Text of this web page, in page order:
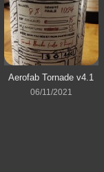
Aerofab Tornade v4.1
06/11/2021